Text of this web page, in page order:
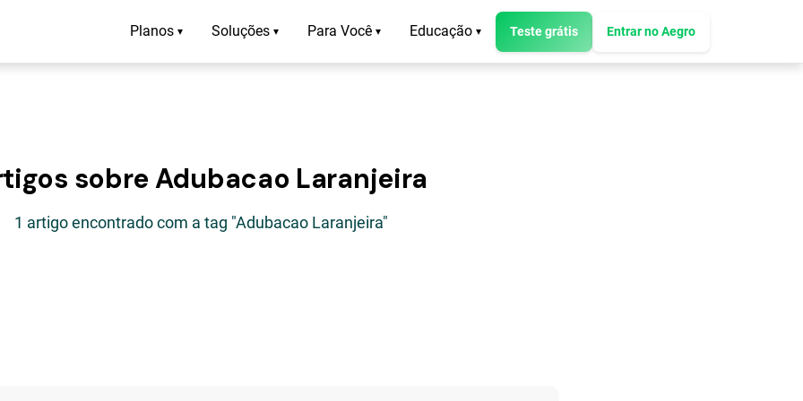
Planos ▾ Soluções ▾ Para Você ▾ Educação ▾ Teste grátis Entrar no Aegro
sobre Adubacao Laranjeira
1 artigo encontrado com a tag "Adubacao Laranjeira"